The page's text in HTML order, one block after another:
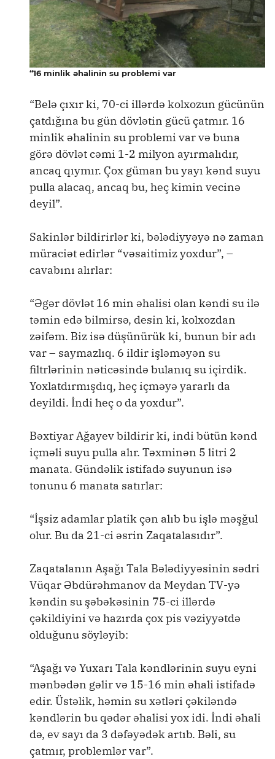
“16 minlik əhalinin su problemi var
“Belə çıxır ki, 70-ci illərdə kolxozun gücünün
çatdığına bu gün dövlətin gücü çatmır. 16
minlik əhalinin su problemi var və buna
görə dövlət cəmi 1-2 milyon ayırmalıdır,
ancaq qıymır. Çox güman bu yayı kənd suyu
pulla alacaq, ancaq bu, heç kimin vecinə
deyil”.
Sakinlər bildirirlər ki, bələdiyyəyə nə zaman
müraciət edirlər “vəsaitimiz yoxdur”, –
cavabını alırlar:
“Əgər dövlət 16 min əhalisi olan kəndi su ilə
təmin edə bilmirsə, desin ki, kolxozdan
zəifəm. Biz isə düşünürük ki, bunun bir adı
var – saymazlıq. 6 ildir işləməyən su
filtrlərinin nəticəsində bulanıq su içirdik.
Yoxlatdırmışdıq, heç içməyə yararlı da
deyildi. İndi heç o da yoxdur”.
Bəxtiyar Ağayev bildirir ki, indi bütün kənd
içməli suyu pulla alır. Təxminən 5 litri 2
manata. Gündəlik istifadə suyunun isə
tonunu 6 manata satırlar:
“İşsiz adamlar platik çən alıb bu işlə məşğul
olur. Bu da 21-ci əsrin Zaqatalasıdır”.
Zaqatalanın Aşağı Tala Bələdiyyəsinin sədri
Vüqar Əbdürəhmanov da Meydan TV-yə
kəndin su şəbəkəsinin 75-ci illərdə
çəkildiyini və hazırda çox pis vəziyyətdə
olduğunu söyləyib:
“Aşağı və Yuxarı Tala kəndlərinin suyu eyni
mənbədən gəlir və 15-16 min əhali istifadə
edir. Üstəlik, həmin su xətləri çəkiləndə
kəndlərin bu qədər əhalisi yox idi. İndi əhali
də, ev sayı da 3 dəfəyədək artıb. Bəli, su
çatmır, problemlər var”.